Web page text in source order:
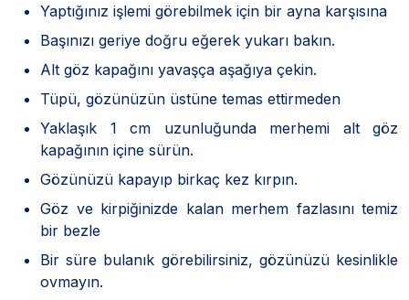
Yaptığınız işlemi görebilmek için bir ayna karşısına
Başınızı geriye doğru eğerek yukarı bakın.
Alt göz kapağını yavaşça aşağıya çekin.
Tüpü, gözünüzün üstüne temas ettirmeden
Yaklaşık 1 cm uzunluğunda merhemi alt göz
kapağının içine sürün.
Gözünüzü kapayıp birkaç kez kırpın.
Göz ve kirpiğinizde kalan merhem fazlasını temiz
bir bezle
Bir süre bulanık görebilirsiniz, gözünüzü kesinlikle
ovmayın.